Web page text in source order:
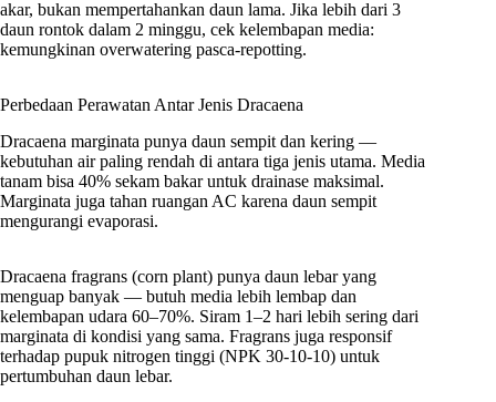
akar, bukan mempertahankan daun lama. Jika lebih dari 3
daun rontok dalam 2 minggu, cek kelembapan media:
kemungkinan overwatering pasca-repotting.
Perbedaan Perawatan Antar Jenis Dracaena
Dracaena marginata punya daun sempit dan kering —
kebutuhan air paling rendah di antara tiga jenis utama. Media
tanam bisa 40% sekam bakar untuk drainase maksimal.
Marginata juga tahan ruangan AC karena daun sempit
mengurangi evaporasi.
Dracaena fragrans (corn plant) punya daun lebar yang
menguap banyak — butuh media lebih lembap dan
kelembapan udara 60–70%. Siram 1–2 hari lebih sering dari
marginata di kondisi yang sama. Fragrans juga responsif
terhadap pupuk nitrogen tinggi (NPK 30-10-10) untuk
pertumbuhan daun lebar.